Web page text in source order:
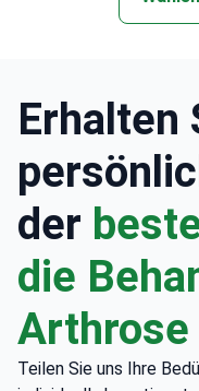
Erhalten
der
die
Arthrose
Teilen Sie uns Ihre